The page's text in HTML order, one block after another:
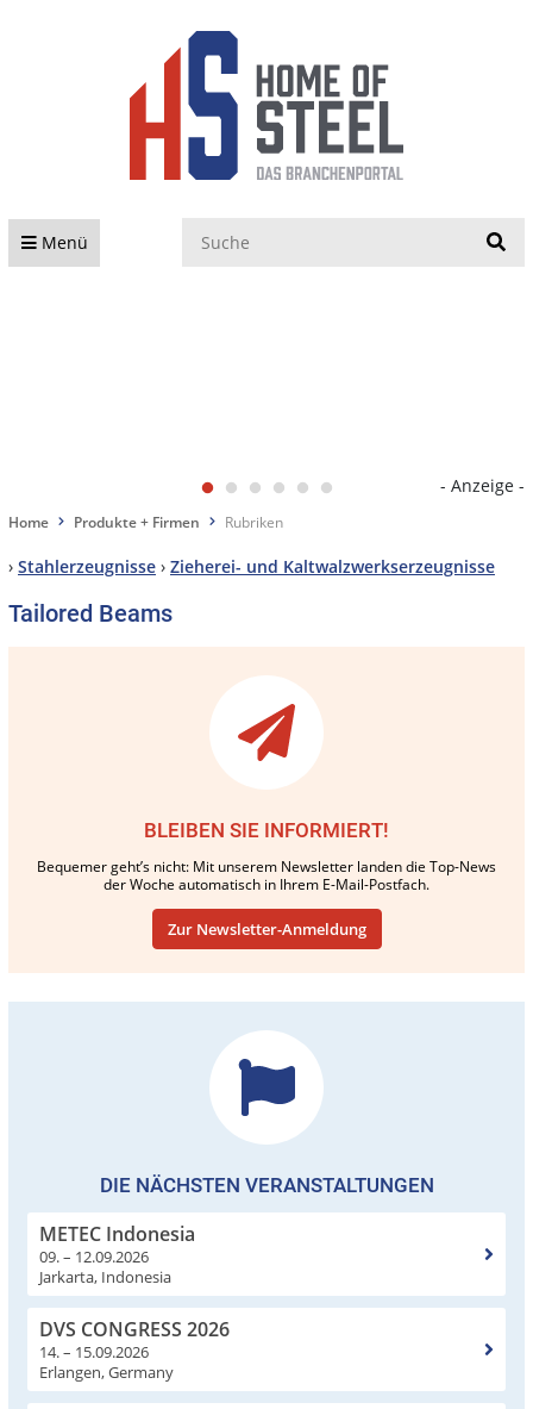
Menü
- Anzeige -
Home Produkte + Firmen Rubriken
› Stahlerzeugnisse › Zieherei- und Kaltwalzwerkserzeugnisse
Tailored Beams
BLEIBEN SIE INFORMIERT!
Bequemer geht’s nicht: Mit unserem Newsletter landen die Top-News
der Woche automatisch in Ihrem E-Mail-Postfach.
Zur Newsletter-Anmeldung
DIE NÄCHSTEN VERANSTALTUNGEN
METEC Indonesia
09. – 12.09.2026
Jarkarta, Indonesia
DVS CONGRESS 2026
14. – 15.09.2026
Erlangen, Germany